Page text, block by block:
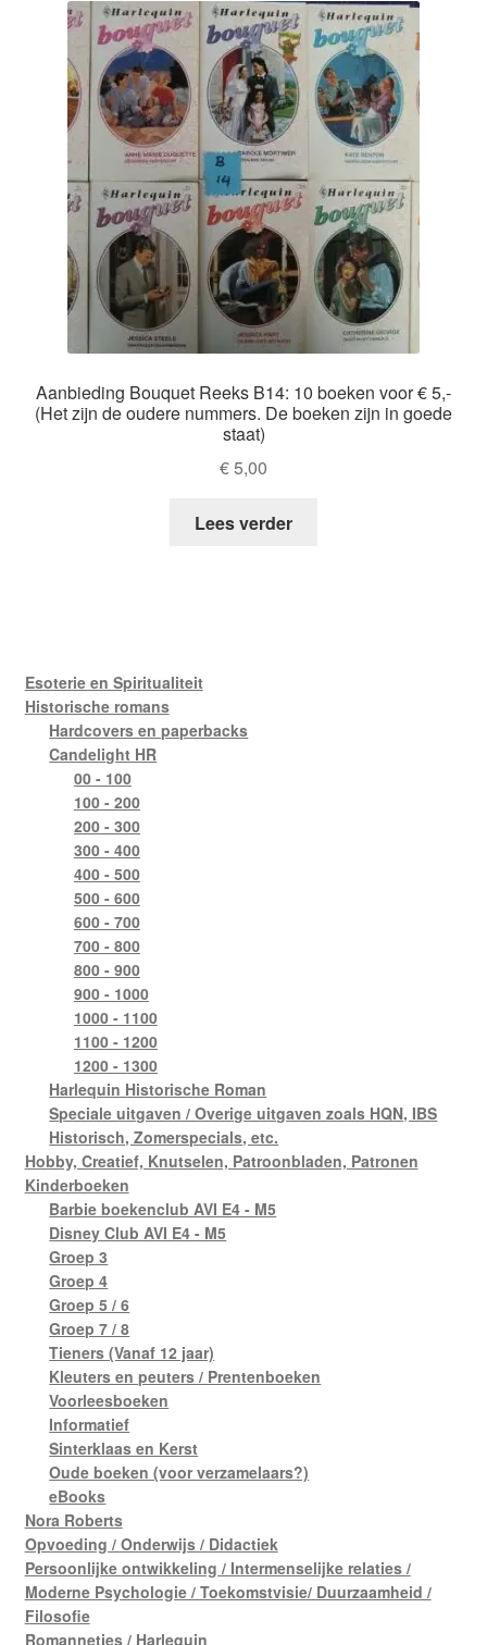
Aanbieding Bouquet Reeks B14: 10 boeken voor € 5,-
(Het zijn de oudere nummers. De boeken zijn in goede
staat)
€5,00
Lees verder
Esoterie en Spiritualiteit
Historische romans
Hardcovers en paperbacks
Candelight HR
00 - 100
100 - 200
200 - 300
300 - 400
400 - 500
500 - 600
600 - 700
700 - 800
800 - 900
900 - 1000
1000 - 1100
1100 - 1200
1200 - 1300
Harlequin Historische Roman
Speciale uitgaven / Overige uitgaven zoals HQN, IBS
Historisch, Zomerspecials, etc.
Hobby, Creatief, Knutselen, Patroonbladen, Patronen
Kinderboeken
Barbie boekenclub AVI E4 - M5
Disney Club AVI E4 - M5
Groep 3
Groep 4
Groep 5 / 6
Groep 7 / 8
Tieners (Vanaf 12 jaar)
Kleuters en peuters / Prentenboeken
Voorleesboeken
Informatief
Sinterklaas en Kerst
Oude boeken (voor verzamelaars?)
eBooks
Nora Roberts
Opvoeding / Onderwijs / Didactiek
Persoonlijke ontwikkeling / Intermenselijke relaties /
Moderne Psychologie / Toekomstvisie/ Duurzaamheid /
Filosofie
Romannetjes / Harlequin